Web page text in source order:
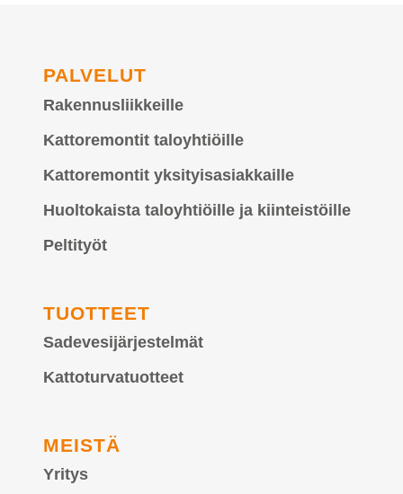
PALVELUT
Rakennusliikkeille
Kattoremontit taloyhtiöille
Kattoremontit yksityisasiakkaille
Huoltokaista taloyhtiöille ja kiinteistöille
Peltityöt
TUOTTEET
Sadevesijärjestelmät
Kattoturvatuotteet
MEISTÄ
Yritys